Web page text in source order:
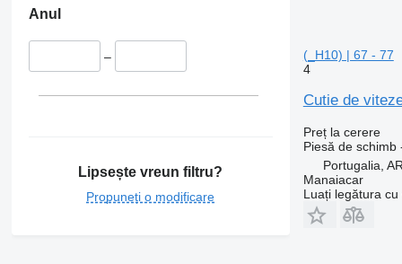
Anul
–
Lipsește vreun filtru?
Propuneți o modificare
(_H10) | 67 - 77
4
Cutie de
Preț la cerere
Piesă de schimb
Portugalia,
Manaiacar
Luați legătura